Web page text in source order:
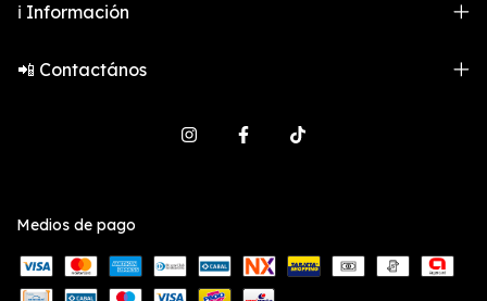
ℹ️ Información
📲 Contactános
Medios de pago